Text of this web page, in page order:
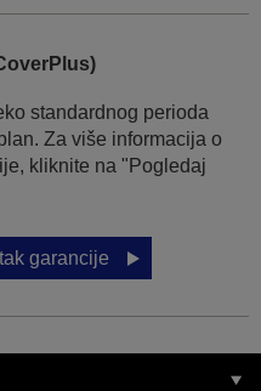
standardnog perioda
Za više informacija o
kliknite na "Pogledaj
garancije